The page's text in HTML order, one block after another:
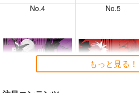
No.4 No.5
もっと見る！